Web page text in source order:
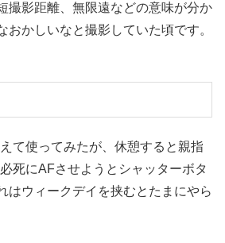
撮影距離、無限遠などの意味が分か
おかしいなと撮影していた頃です。
て使ってみたが、休憩すると親指
死にAFさせようとシャッターボタ
はウィークデイを挟むとたまにやら